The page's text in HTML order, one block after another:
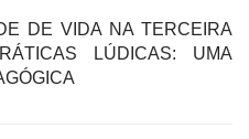
DE VIDA NA TERCEIRA
LÚDICAS: UMA